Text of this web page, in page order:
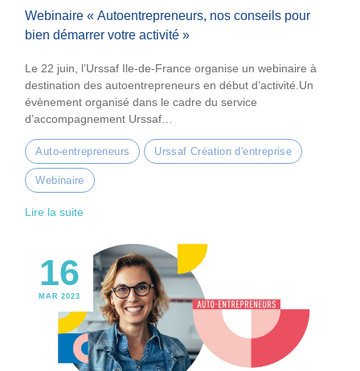
Webinaire « Autoentrepreneurs, nos conseils pour
bien démarrer votre activité »
Le 22 juin, l’Urssaf Ile-de-France organise un webinaire à
destination des autoentrepreneurs en début d’activité.Un
évènement organisé dans le cadre du service
d’accompagnement Urssaf…
Auto-entrepreneurs Urssaf Création d'entreprise
Webinaire
Lire la suite
16
MAR 2023